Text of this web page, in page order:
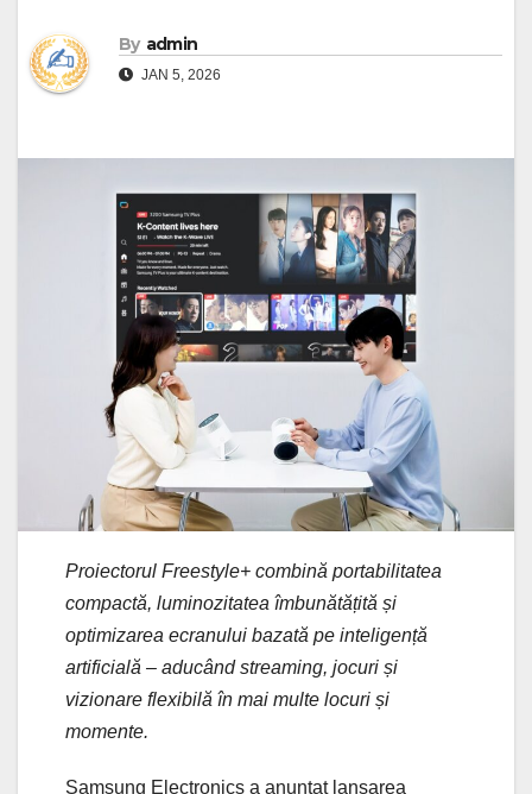
By admin
JAN 5, 2026
Proiectorul Freestyle+ combină portabilitatea
compactă, luminozitatea îmbunătățită și
optimizarea ecranului bazată pe inteligență
artificială – aducând streaming, jocuri și
vizionare flexibilă în mai multe locuri și
momente.
Samsung Electronics a anunțat lansarea